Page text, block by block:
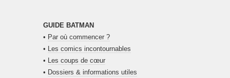
GUIDE BATMAN
• Par où commencer ?
• Les comics incontournables
• Les coups de cœur
• Dossiers & informations utiles